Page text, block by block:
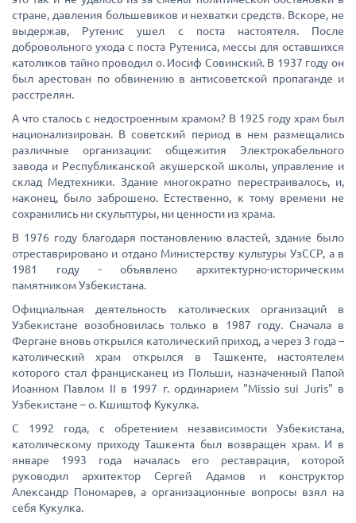
стране, давления большевиков и нехватки средств. Вскоре, не
выдержав, Рутенис ушел с поста настоятеля. После
добровольного ухода с поста Рутениса, мессы для оставшихся
католиков тайно проводил о. Иосиф Совинский. В 1937 году он
был арестован по обвинению в антисоветской пропаганде и
расстрелян.
А что сталось с недостроенным храмом? В 1925 году храм был
национализирован. В советский период в нем размещались
различные организации: общежития Электрокабельного
завода и Республиканской акушерской школы, управление и
склад Медтехники. Здание многократно перестраивалось, и,
наконец, было заброшено. Естественно, к тому времени не
сохранились ни скульптуры, ни ценности из храма.
В 1976 году благодаря постановлению властей, здание было
отреставрировано и отдано Министерству культуры УзCCР, а в
1981 году - объявлено архитектурно-историческим
памятником Узбекистана.
Официальная деятельность католических организаций в
Узбекистане возобновилась только в 1987 году. Сначала в
Фергане вновь открылся католический приход, а через 3 года –
католический храм открылся в Ташкенте, настоятелем
которого стал францисканец из Польши, назначенный Папой
Иоанном Павлом II в 1997 г. ординарием "Missio sui Juris" в
Узбекистане – о. Кшиштоф Кукулка.
С 1992 года, с обретением независимости Узбекистана,
католическому приходу Ташкента был возвращен храм. И в
январе 1993 года началась его реставрация, которой
руководил архитектор Сергей Адамов и конструктор
Александр Пономарев, а организационные вопросы взял на
себя Кукулка.